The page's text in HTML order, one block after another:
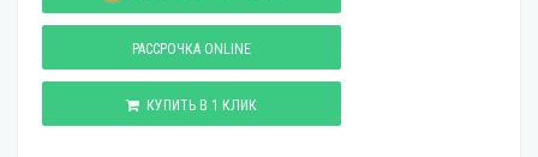
РАССРОЧКА ONLINE
КУПИТЬ В 1 КЛИК